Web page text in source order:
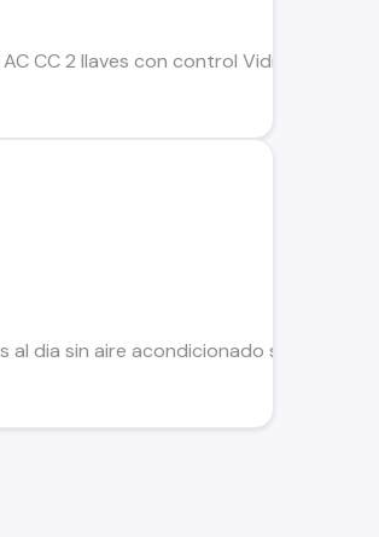
AC CC 2 llaves con control Vidrios
dia sin aire acondicionado solo se